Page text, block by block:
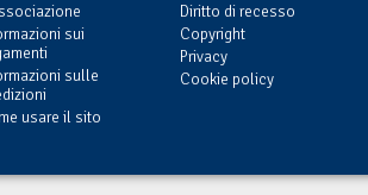
sui
sulle
usare il sito
Diritto di recesso
Copyright
Privacy
Cookie policy